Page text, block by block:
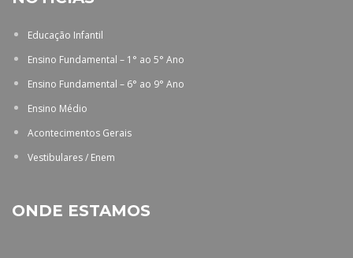
Educação Infantil
Ensino Fundamental – 1° ao 5° Ano
Ensino Fundamental – 6° ao 9° Ano
Ensino Médio
Acontecimentos Gerais
Vestibulares / Enem
ONDE ESTAMOS